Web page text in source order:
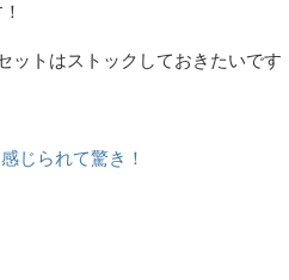
ットはストックしておきたいです
じられて驚き！